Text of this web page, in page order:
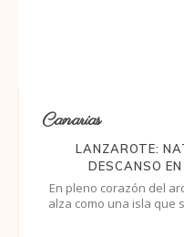
Canarias
LANZAROTE:
DESCANSO
En pleno corazón del
alza como una isla que